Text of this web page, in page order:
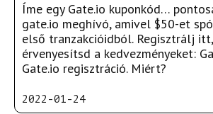
Íme egy Gate.io kuponkód…
gate.io meghívó, amivel $50-et
első tranzakcióidból. Regisztrálj
érvenyesítsd a kedvezményeket:
Gate.io regisztráció. Miért?
2022-01-24